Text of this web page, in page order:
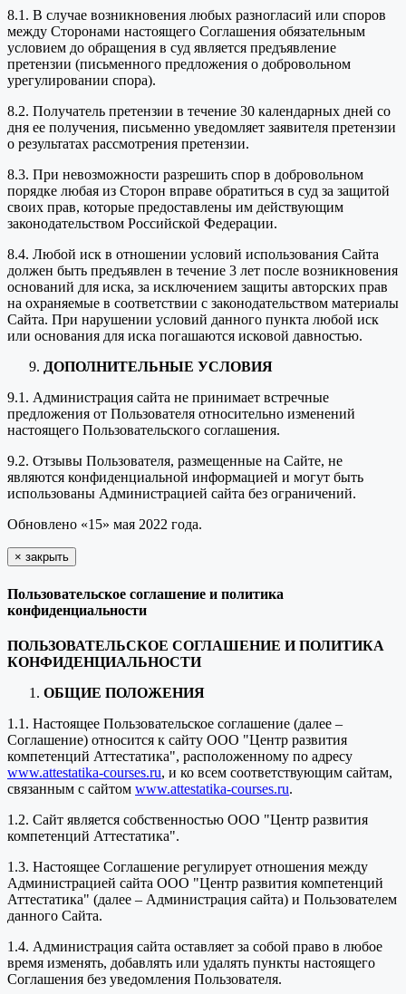
8.1. В случае возникновения любых разногласий или споров
между Сторонами настоящего Соглашения обязательным
условием до обращения в суд является предъявление
претензии (письменного предложения о добровольном
урегулировании спора).
8.2. Получатель претензии в течение 30 календарных дней со
дня ее получения, письменно уведомляет заявителя претензии
о результатах рассмотрения претензии.
8.3. При невозможности разрешить спор в добровольном
порядке любая из Сторон вправе обратиться в суд за защитой
своих прав, которые предоставлены им действующим
законодательством Российской Федерации.
8.4. Любой иск в отношении условий использования Сайта
должен быть предъявлен в течение 3 лет после возникновения
оснований для иска, за исключением защиты авторских прав
на охраняемые в соответствии с законодательством материалы
Сайта. При нарушении условий данного пункта любой иск
или основания для иска погашаются исковой давностью.
ДОПОЛНИТЕЛЬНЫЕ УСЛОВИЯ
9.1. Администрация сайта не принимает встречные
предложения от Пользователя относительно изменений
настоящего Пользовательского соглашения.
9.2. Отзывы Пользователя, размещенные на Сайте, не
являются конфиденциальной информацией и могут быть
использованы Администрацией сайта без ограничений.
Обновлено «15» мая 2022 года.
× закрыть
Пользовательское соглашение и политика
конфиденциальности
ПОЛЬЗОВАТЕЛЬСКОЕ СОГЛАШЕНИЕ И ПОЛИТИКА
КОНФИДЕНЦИАЛЬНОСТИ
ОБЩИЕ ПОЛОЖЕНИЯ
1.1. Настоящее Пользовательское соглашение (далее –
Соглашение) относится к сайту ООО "Центр развития
компетенций Аттестатика", расположенному по адресу
www.attestatika-courses.ru, и ко всем соответствующим сайтам,
связанным с сайтом www.attestatika-courses.ru.
1.2. Сайт является собственностью ООО "Центр развития
компетенций Аттестатика".
1.3. Настоящее Соглашение регулирует отношения между
Администрацией сайта ООО "Центр развития компетенций
Аттестатика" (далее – Администрация сайта) и Пользователем
данного Сайта.
1.4. Администрация сайта оставляет за собой право в любое
время изменять, добавлять или удалять пункты настоящего
Соглашения без уведомления Пользователя.